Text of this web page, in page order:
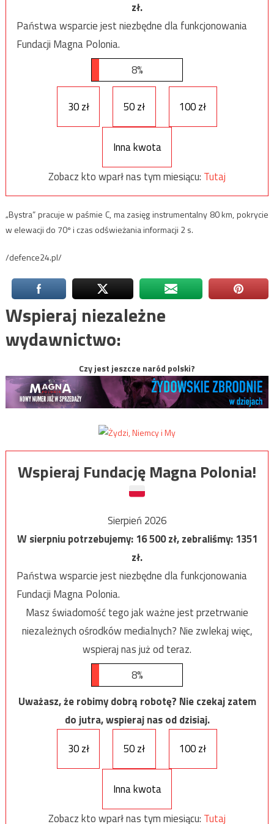
zł.
Państwa wsparcie jest niezbędne dla funkcjonowania
Fundacji Magna Polonia.
8%
30 zł 50 zł 100 zł
Inna kwota
Zobacz kto wparł nas tym miesiącu: Tutaj
„Bystra” pracuje w paśmie C, ma zasięg instrumentalny 80 km, pokrycie
w elewacji do 70º i czas odświeżania informacji 2 s.
/defence24.pl/
Wspieraj niezależne
wydawnictwo:
Czy jest jeszcze naród polski?
Wspieraj Fundację Magna Polonia!
Sierpień 2026
W sierpniu potrzebujemy:16 500zł, zebraliśmy:1351
zł.
Państwa wsparcie jest niezbędne dla funkcjonowania
Fundacji Magna Polonia.
Masz świadomość tego jak ważne jest przetrwanie
niezależnych ośrodków medialnych? Nie zwlekaj więc,
wspieraj nas już od teraz.
8%
Uważasz, że robimy dobrą robotę? Nie czekaj zatem
do jutra, wspieraj nas od dzisiaj.
30 zł
50 zł 100 zł
Inna kwota
Zobacz kto wparł nas tym miesiącu: Tutaj